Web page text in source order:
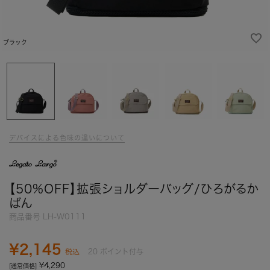
ブラック
デバイスによる色味の違いについて
【50%OFF】拡張ショルダーバッグ/ひろがるか
ばん
商品番号 LH-W0111
[通常価格] ¥4,290
¥2,145 税込 20 ポイント付与